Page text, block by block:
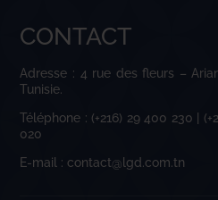
CONTACT
Adresse : 4 rue des fleurs –
Tunisie.
Téléphone : (+216) 29 400 230 |
020
E-mail : contact@lgd.com.tn